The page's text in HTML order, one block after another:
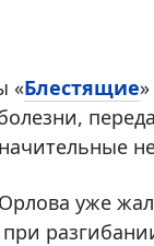
«Блестящие
уже